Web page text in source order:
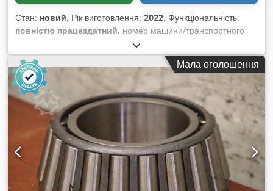
Стан: новий, Рік виготовлення: 2022, Функціональність:
повністю працездатний, номер машини/транспортного
, зовнішній діаметр:
Промисловий сферичний радіально-упорний підшипник SKF
Explorer 29452 E SKF 29452E SKF29452E Підшипник SKF
29452E EAN 7316576613395 Credjxz Rz Sopfx Ai Sjf Новий
підшипник, заводська упаковка, фізично в наявності на
складі. Технічні характеристики: Внутрішній діаметр (мм):
260 Зовнішній діаметр (мм): 480 Ширина (мм): 132 Вага (кг):
105,00 Позначення: 29452 E Тип: Сферичні радіально-
упорні підшипники Виробник: SKF Країна: SE Швеція
Наявність: Відправка протягом 24 годин Мінімальне
замовлення (шт.): 1 Артикул EAN: 7316576613395 Власний
транспорт.
Мала оголошення